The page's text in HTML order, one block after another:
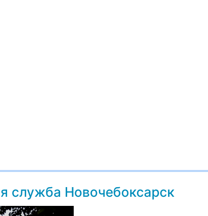
служба Новочебоксарск